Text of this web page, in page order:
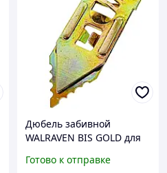
Дюбель забивной
WALRAVEN BIS GOLD для
12/4х30 мм.
Готово к отправке